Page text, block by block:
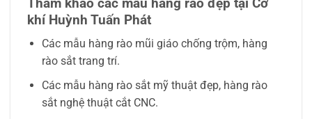
khí Huỳnh Tuấn Phát
Các mẫu hàng rào mũi giáo chống trộm, hàng
rào sắt trang trí.
Các mẫu hàng rào sắt mỹ thuật đẹp, hàng rào
sắt nghệ thuật cắt CNC.